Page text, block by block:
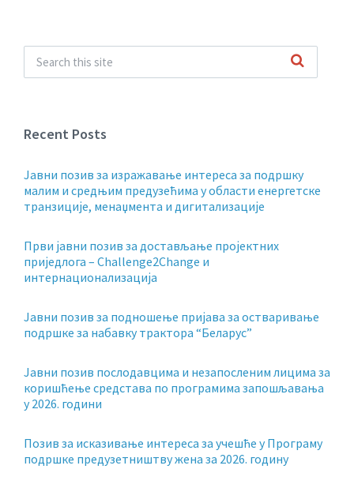
Recent Posts
Jавни позив за изражавање интереса за подршку
малим и средњим предузећима у области енергетске
транзиције, менаџмента и дигитализације
Први јавни позив за достављање пројектних
приједлога – Challenge2Change и
интернационализација
Јавни позив за подношење пријава за остваривање
подршке за набавку трактора “Беларус”
Јавни позив послодавцима и незапосленим лицима за
коришћење средстава по програмима запошљавања
у 2026. години
Позив за исказивање интереса за учешће у Програму
подршке предузетништву жена за 2026. годину